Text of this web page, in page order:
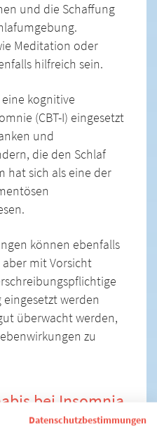
und die Schaffung
Meditation oder
hilfreich sein.
kognitive
(CBT-I) eingesetzt
und
die den Schlaf
hat sich als eine der
können ebenfalls
mit Vorsicht
werden
überwacht werden,
zu
bei Insomnia
Datenschutzbestimmungen